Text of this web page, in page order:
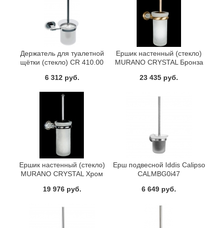
Держатель для туалетной
щётки (стекло) CR 410.00
6 312 руб.
Ершик настенный (стекло)
MURANO CRYSTAL Бронза
23 435 руб.
Ершик настенный (стекло)
MURANO CRYSTAL Хром
19 976 руб.
Ерш подвесной Iddis Calipso
CALMBG0i47
6 649 руб.